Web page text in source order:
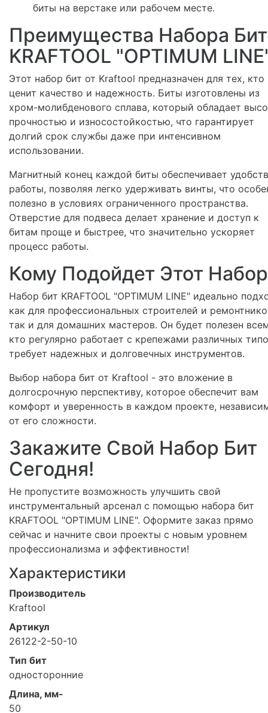
биты на верстаке или рабочем месте.
Преимущества Набора Бит
KRAFTOOL "OPTIMUM
Этот набор бит от Kraftool предназначен для тех, кто
ценит качество и надежность. Биты изготовлены из
хром-молибденового сплава, который обладает
прочностью и износостойкостью, что гарантирует
долгий срок службы даже при интенсивном
использовании.
Магнитный конец каждой биты обеспечивает
работы, позволяя легко удерживать винты, что
полезно в условиях ограниченного пространства.
Отверстие для подвеса делает хранение и доступ к
битам проще и быстрее, что значительно ускоряет
процесс работы.
Кому Подойдет Этот
Набор бит KRAFTOOL "OPTIMUM LINE" идеально
как для профессиональных строителей и
так и для домашних мастеров. Он будет полезен
кто регулярно работает с крепежами различных
требует надежных и долговечных инструментов.
Выбор набора бит от Kraftool - это вложение в
долгосрочную перспективу, которое обеспечит вам
комфорт и уверенность в каждом проекте,
от его сложности.
Закажите Свой Набор Бит
Сегодня!
Не пропустите возможность улучшить свой
инструментальный арсенал с помощью набора бит
KRAFTOOL "OPTIMUM LINE". Оформите заказ прямо
сейчас и начните свои проекты с новым уровнем
профессионализма и эффективности!
Характеристики
Производитель
Kraftool
Артикул
26122-2-50-10
Тип бит
односторонние
Длина, мм-
50